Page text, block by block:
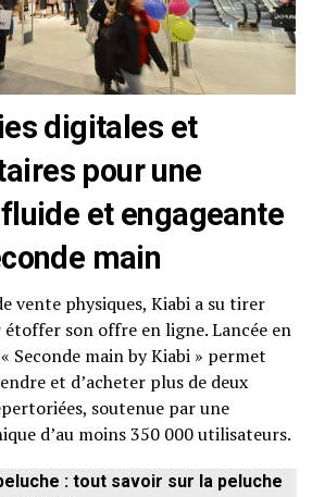
digitales et
pour une
et engageante
main
vente physiques, Kiabi a su tirer
son offre en ligne. Lancée en
Seconde main by Kiabi » permet
et d’acheter plus de deux
soutenue par une
d’au moins 350 000 utilisateurs.
: tout savoir sur la peluche